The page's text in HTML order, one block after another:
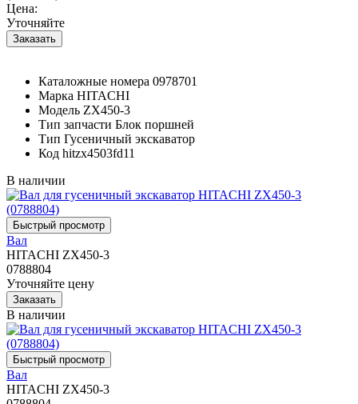
Цена:
Уточняйте
Каталожные номера 0978701
Марка HITACHI
Модель ZX450-3
Тип запчасти Блок поршней
Тип Гусеничный экскаватор
Код hitzx4503fd11
В наличии
Вал
HITACHI ZX450-3
0788804
Уточняйте цену
В наличии
Вал
HITACHI ZX450-3